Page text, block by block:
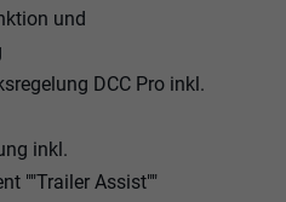
und
DCC Pro inkl.
inkl.
""Trailer Assist""